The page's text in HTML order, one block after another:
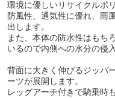
環境に優しいリサイクルポ
防風性、通気性に優れ、雨
出します。
また、本体の防水性はもち
いるので内側への水分の侵
背面に大きく伸びるジッパ
ーツが展開します。
レッグアーチ付きで騎乗時